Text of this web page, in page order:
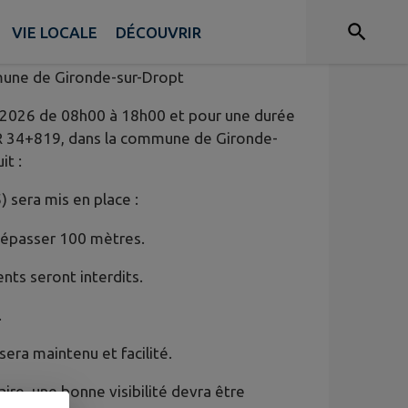
VIE LOCALE DÉCOUVRIR
de Gironde-sur-Dropt
de 08h00 à 18h00 et pour une durée
dans la commune de Gironde-
:
sera mis en place :
100 mètres.
seront interdits.
maintenu et facilité.
une bonne visibilité devra être